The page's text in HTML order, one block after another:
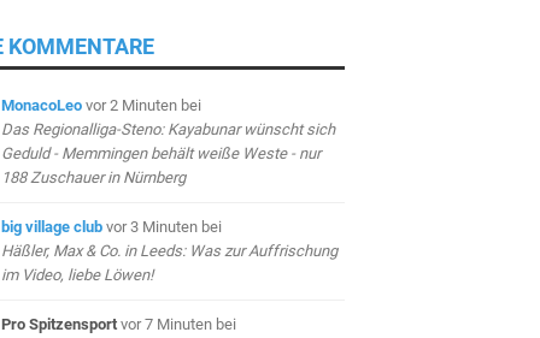
KOMMENTARE
MonacoLeo vor 2 Minuten bei
Das Regionalliga-Steno: Kayabunar wünscht sich
Geduld - Memmingen behält weiße Weste - nur
188 Zuschauer in Nürnberg
big village club vor 3 Minuten bei
Häßler, Max & Co. in Leeds: Was zur Auffrischung
im Video, liebe Löwen!
Pro Spitzensport vor 7 Minuten bei